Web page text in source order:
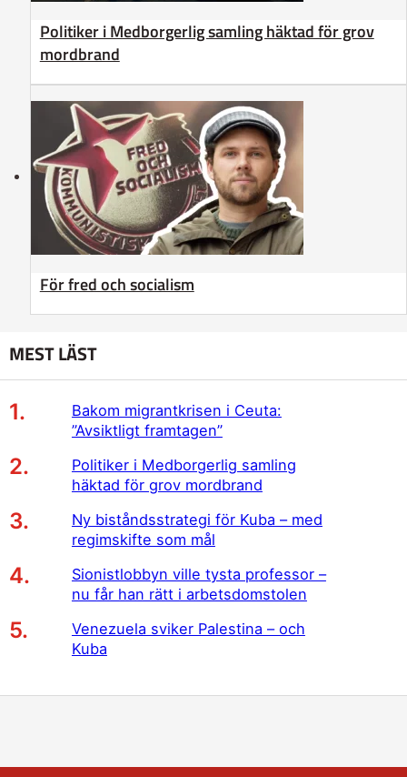
Politiker i Medborgerlig samling häktad för grov
mordbrand
För fred och socialism
MEST LÄST
Bakom migrantkrisen i Ceuta:
”Avsiktligt framtagen”
Politiker i Medborgerlig samling
häktad för grov mordbrand
Ny biståndsstrategi för Kuba – med
regimskifte som mål
Sionistlobbyn ville tysta professor –
nu får han rätt i arbetsdomstolen
Venezuela sviker Palestina – och
Kuba